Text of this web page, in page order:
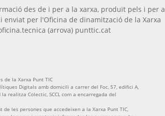
des de i per a la xarxa, produït pels i per a
enviat per l'Oficina de dinamització de la Xarxa
(arrova) punttic.cat
de la Xarxa Punt TIC
Digitals amb domicili a carrer del Foc, 57, edifici A,
realitza Colectic, SCCL com a encarregada del
de les persones que accedeixen a la Xarxa Punt TIC,